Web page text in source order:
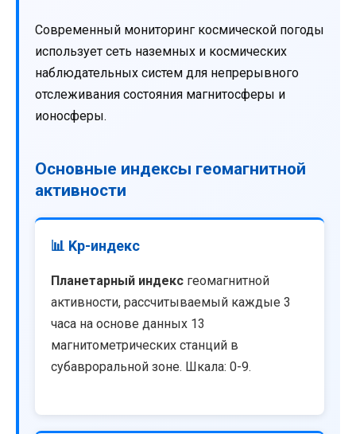
Современный мониторинг космической погоды
использует сеть наземных и космических
наблюдательных систем для непрерывного
отслеживания состояния магнитосферы и
ионосферы.
Основные индексы геомагнитной
активности
📊 Kp-индекс
Планетарный индекс геомагнитной
активности, рассчитываемый каждые 3
часа на основе данных 13
магнитометрических станций в
субавроральной зоне. Шкала: 0-9.